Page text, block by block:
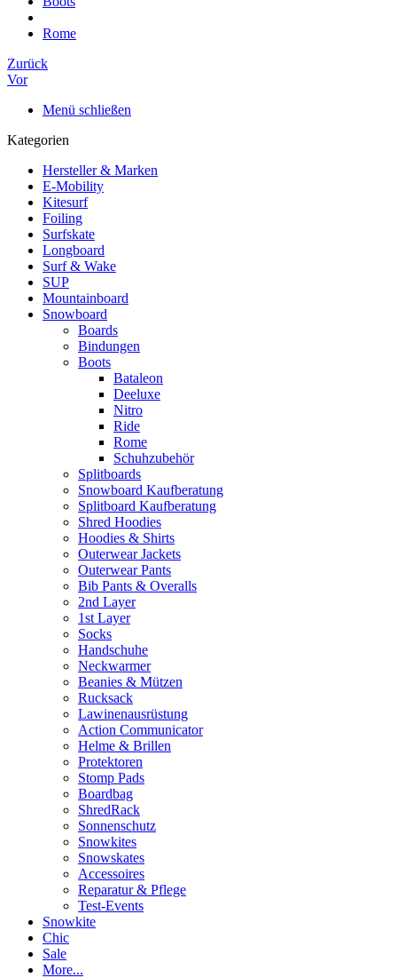
Rome
Zurück
Vor
Menü schließen
Kategorien
Hersteller & Marken
E-Mobility
Kitesurf
Foiling
Surfskate
Longboard
Surf & Wake
SUP
Mountainboard
Snowboard
Boards
Bindungen
Boots
Bataleon
Deeluxe
Nitro
Ride
Rome
Schuhzubehör
Splitboards
Snowboard Kaufberatung
Splitboard Kaufberatung
Shred Hoodies
Hoodies & Shirts
Outerwear Jackets
Outerwear Pants
Bib Pants & Overalls
2nd Layer
1st Layer
Socks
Handschuhe
Neckwarmer
Beanies & Mützen
Rucksack
Lawinenausrüstung
Action Communicator
Helme & Brillen
Protektoren
Stomp Pads
Boardbag
ShredRack
Sonnenschutz
Snowkites
Snowskates
Accessoires
Reparatur & Pflege
Test-Events
Snowkite
Chic
Sale
More...